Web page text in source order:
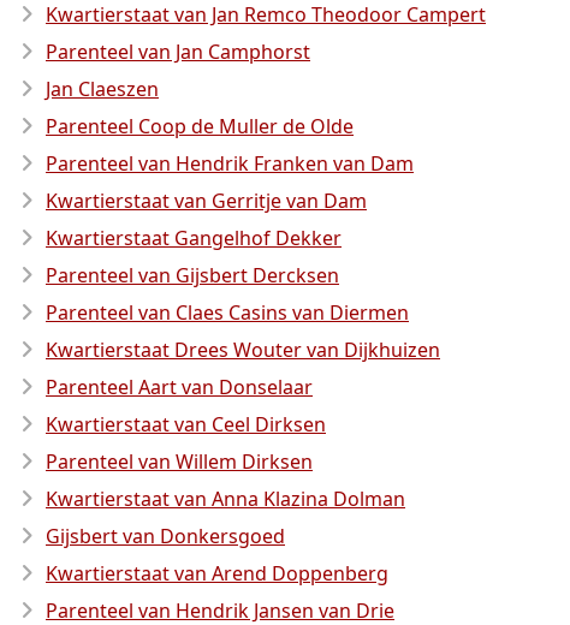
Kwartierstaat van Jan Remco Theodoor Campert
Parenteel van Jan Camphorst
Jan Claeszen
Parenteel Coop de Muller de Olde
Parenteel van Hendrik Franken van Dam
Kwartierstaat van Gerritje van Dam
Kwartierstaat Gangelhof Dekker
Parenteel van Gijsbert Dercksen
Parenteel van Claes Casins van Diermen
Kwartierstaat Drees Wouter van Dijkhuizen
Parenteel Aart van Donselaar
Kwartierstaat van Ceel Dirksen
Parenteel van Willem Dirksen
Kwartierstaat van Anna Klazina Dolman
Gijsbert van Donkersgoed
Kwartierstaat van Arend Doppenberg
Parenteel van Hendrik Jansen van Drie